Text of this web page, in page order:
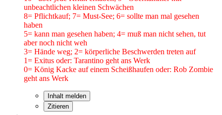
unbeachtlichen kleinen Schwächen
8= Pflichtkauf; 7= Must-See; 6= sollte man mal gesehen
haben
5= kann man gesehen haben; 4= muß man nicht sehen, tut
aber noch nicht weh
3= Hände weg; 2= körperliche Beschwerden treten auf
1= Exitus oder: Tarantino geht ans Werk
0= König Kacke auf einem Scheißhaufen oder: Rob Zombie
geht ans Werk
Inhalt melden
Zitieren